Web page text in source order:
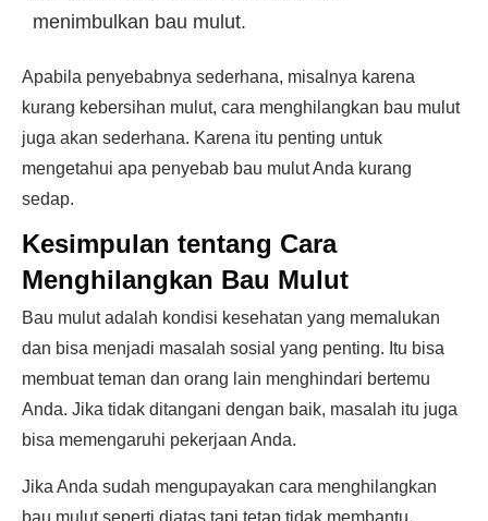
menimbulkan bau mulut.
Apabila penyebabnya sederhana, misalnya karena
kurang kebersihan mulut, cara menghilangkan bau mulut
juga akan sederhana. Karena itu penting untuk
mengetahui apa penyebab bau mulut Anda kurang
sedap.
Kesimpulan tentang Cara
Menghilangkan Bau Mulut
Bau mulut adalah kondisi kesehatan yang memalukan
dan bisa menjadi masalah sosial yang penting. Itu bisa
membuat teman dan orang lain menghindari bertemu
Anda. Jika tidak ditangani dengan baik, masalah itu juga
bisa memengaruhi pekerjaan Anda.
Jika Anda sudah mengupayakan cara menghilangkan
bau mulut seperti diatas tapi tetap tidak membantu,